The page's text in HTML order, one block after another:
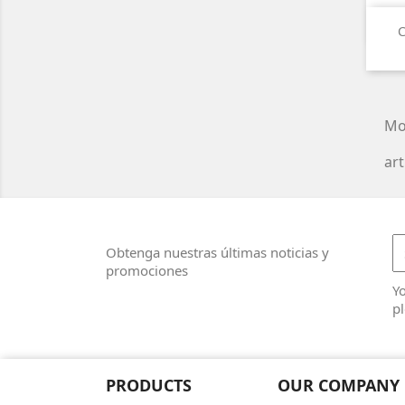
Obtenga nuestras últimas noticias y
promociones
PRODUCTS OUR COMPANY